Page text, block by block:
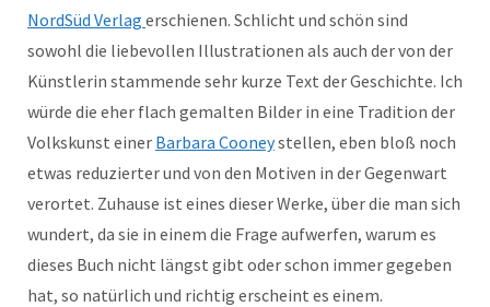
NordSüd Verlag erschienen. Schlicht und schön sind
sowohl die liebevollen Illustrationen als auch der von der
Künstlerin stammende sehr kurze Text der Geschichte. Ich
würde die eher flach gemalten Bilder in eine Tradition der
Volkskunst einer Barbara Cooneystellen, eben bloß noch
etwas reduzierter und von den Motiven in der Gegenwart
verortet. Zuhause ist eines dieser Werke, über die man sich
wundert, da sie in einem die Frage aufwerfen, warum es
dieses Buch nicht längst gibt oder schon immer gegeben
hat, so natürlich und richtig erscheint es einem.